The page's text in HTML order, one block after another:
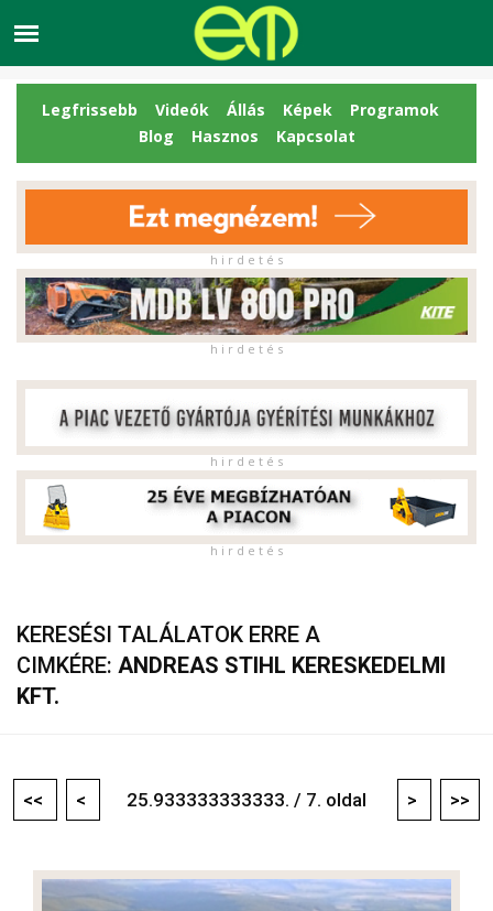
Legfrissebb Videók Állás Képek
Programok
Blog
Hasznos Kapcsolat
h i r d e t é s
h i r d e t é s
h i r d e t é s
h i r d e t é s
KERESÉSI TALÁLATOK ERRE A
CIMKÉRE: ANDREAS STIHL KERESKEDELMI
KFT.
<< < 25.933333333333. / 7. oldal > >>